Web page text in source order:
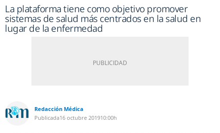
La plataforma tiene como objetivo promover
sistemas de salud más centrados en la salud en
lugar de la enfermedad
Redacción Médica
Publicada16 octubre 201910:00h